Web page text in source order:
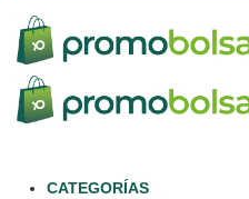
CATEGORÍAS